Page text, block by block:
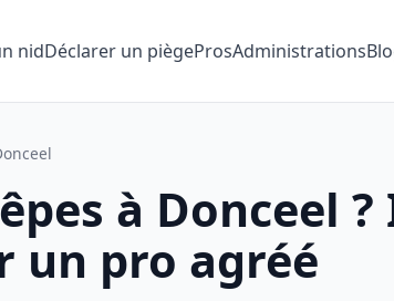
nidDéclarer un piègeProsAdministrations
à Donceel
un pro agréé